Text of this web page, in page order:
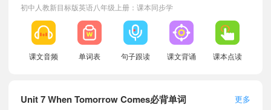
初中人教新目标版英语八年级上册：课本同步学
课文音频 单词表 句子跟读 课文背诵 课本点读
Unit 7 When Tomorrow Comes必背单词 更多
小宝655720
正在学习
人教新目标版八年级下册Unit 4 Amazing Plants and Animals课文朗读